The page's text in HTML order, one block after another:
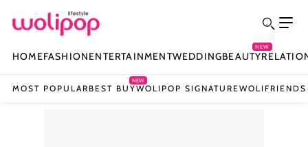
HOMEFASHIONENTERTAINMENTWEDDINGBEAUTY
NEW
MOST POPULAR BEST BUY
NEW
WOLIPOP SIGNATUREWOLIFRIENDS